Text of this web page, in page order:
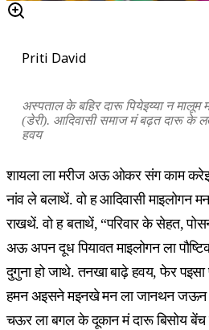
Priti David
अस्पताल के बहिर दारू पियेइय्या न
(डेरी). आदिवासी समाज मं बढ़त दारू के
हवय
शायला ला मरीज अऊ ओकर संग काम
नांव ले बलाथें. वो ह आदिवासी माइलोगन
राखथें. वो ह बताथें, “परिवार के सेहत,
अऊ अपन दूध पियावत माइलोगन ला
दुगुना हो जाथे. तनखा बाढ़े हवय, फेर
हमन अइसने मइनखे मन ला जानथन जऊन
चऊर ला बगल के दूकान मं दारू बिसोय